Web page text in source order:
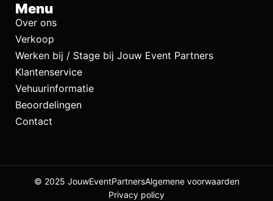
Menu
Over ons
Verkoop
Werken bij / Stage bij Jouw Event Partners
Klantenservice
Vehuurinformatie
Beoordelingen
Contact
© 2025 JouwEventPartnersAlgemene voorwaarden
Privacy policy